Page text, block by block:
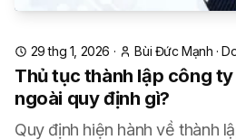
29 thg 1, 2026 · Bùi Đức Mạnh ·
Thủ tục thành lập công
ngoài quy định gì?
Quy định hiện hành về thành